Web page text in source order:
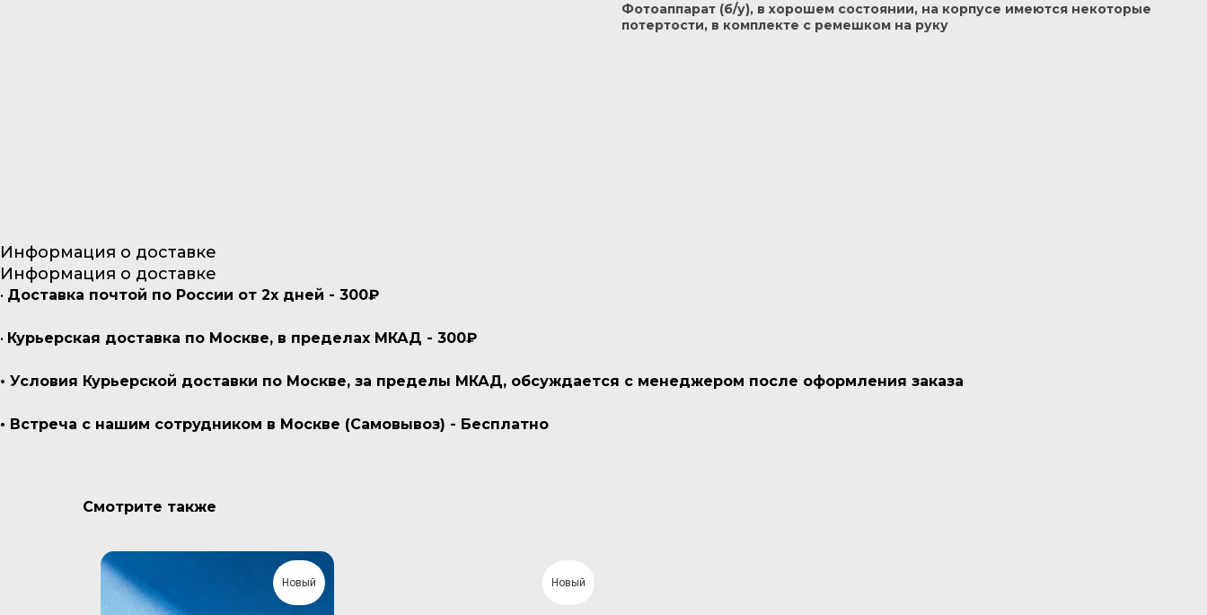
Фотоаппарат (б/у), в хорошем состоянии, на корпусе имеются некоторые
потертости, в комплекте с ремешком на руку
Информация о доставке
Информация о доставке
• Доставка почтой по России от 2х дней - 300₽
• Курьерская доставка по Москве, в пределах МКАД - 300₽
• Условия Курьерской доставки по Москве, за пределы МКАД, обсуждается с менеджером после оформления заказа
• Встреча с нашим сотрудником в Москве (Самовывоз) - Бесплатно
Смотрите также
Новый Новый